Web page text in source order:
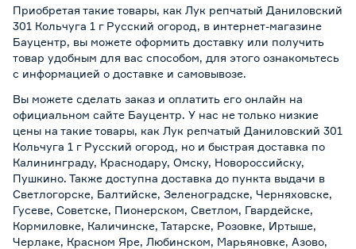
Приобретая такие товары, как Лук репчатый Даниловский
301 Кольчуга 1 г Русский огород, в интернет-магазине
Бауцентр, вы можете оформить доставку или получить
товар удобным для вас способом, для этого ознакомьтесь
с информацией о доставке и самовывозе.
Вы можете сделать заказ и оплатить его онлайн на
официальном сайте Бауцентр. У нас не только низкие
цены на такие товары, как Лук репчатый Даниловский 301
Кольчуга 1 г Русский огород, но и быстрая доставка по
Калининграду, Краснодару, Омску, Новороссийску,
Пушкино. Также доступна доставка до пункта выдачи в
Светлогорске, Балтийске, Зеленоградске, Черняховске,
Гусеве, Советске, Пионерском, Светлом, Гвардейске,
Кормиловке, Каличинске, Татарске, Розовке, Иртыше,
Черлаке, Красном Яре, Любинском, Марьяновке, Азово,